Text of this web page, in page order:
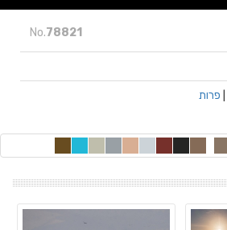
No.78821
פרות